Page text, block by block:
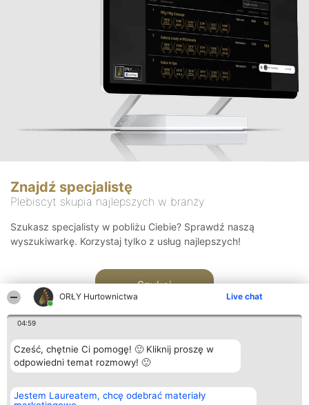
ORŁY Hurtownictwa Live chat
04:59
Cześć, chętnie Ci pomogę! 🙂 Kliknij proszę w
odpowiedni temat rozmowy! 🙂
Jestem Laureatem, chcę odebrać materiały
Znajdź specjalistę
Plebiscyt skupia najlepszych w branży
Szukasz specjalisty w pobliżu Ciebie? Sprawdź naszą
wyszukiwarkę. Korzystaj tylko z usług najlepszych!
Szukaj
Organizator plebiscytu
Bright Side Solutions sp. z o.
Plebiscyt
Laureaci
Kontakt
Kontakt